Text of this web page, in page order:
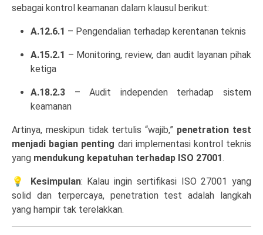
sebagai kontrol keamanan dalam klausul berikut:
A.12.6.1 – Pengendalian terhadap kerentanan teknis
A.15.2.1 – Monitoring, review, dan audit layanan pihak
ketiga
A.18.2.3 – Audit independen terhadap sistem
keamanan
Artinya, meskipun tidak tertulis “wajib,” penetration test
menjadi bagian penting dari implementasi kontrol teknis
yang mendukung kepatuhan terhadap ISO 27001.
💡 Kesimpulan: Kalau ingin sertifikasi ISO 27001 yang
solid dan terpercaya, penetration test adalah langkah
yang hampir tak terelakkan.